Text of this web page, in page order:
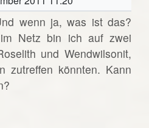
wenn ja, was ist das?
Netz bin ich auf zwei
und Wendwilsonit,
zutreffen könnten. Kann